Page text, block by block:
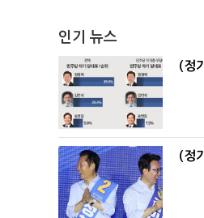
인기 뉴스
(정
(정